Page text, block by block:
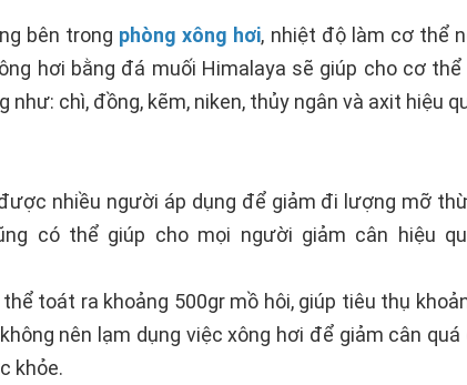
bên trong phòng xông hơi, nhiệt độ làm cơ thể
hơi bằng đá muối Himalaya sẽ giúp cho cơ
như: chì, đồng, kẽm, niken, thủy ngân và axit hiệu
nhiều người áp dụng để giảm đi lượng mỡ
có thể giúp cho mọi người giảm cân hiệu
toát ra khoảng 500gr mồ hôi, giúp tiêu thụ
nên lạm dụng việc xông hơi để giảm cân
khỏe.